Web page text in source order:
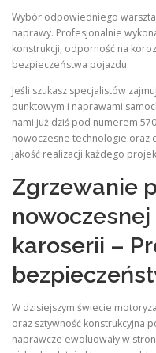
Wybór odpowiedniego
naprawy. Profesjonalnie
konstrukcji, odporność na
bezpieczeństwa pojazdu.
Jeśli szukasz specjalistów
punktowym i naprawami
nami już dziś pod numerem
nowoczesne technologie oraz
jakość realizacji każdego
Zgrzewanie
karoserii –
W dzisiejszym świecie
oraz sztywność konstrukcyjna
naprawcze ewoluowały w